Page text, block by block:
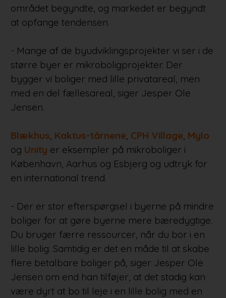
området begyndte, og markedet er begyndt
at opfange tendensen.
- Mange af de byudviklingsprojekter vi ser i de
større byer er mikroboligprojekter. Der
bygger vi boliger med lille privatareal, men
med en del fællesareal, siger Jesper Ole
Jensen.
Blækhus Kaktus-tårnene CPH Village Mylo
og Unity er eksempler på mikroboliger i
København, Aarhus og Esbjerg og udtryk for
en international trend.
- Der er stor efterspørgsel i byerne på mindre
boliger for at gøre byerne mere bæredygtige.
Du bruger færre ressourcer, når du bor i en
lille bolig. Samtidig er det en måde til at skabe
flere betalbare boliger på, siger Jesper Ole
Jensen om end han tilføjer, at det stadig kan
være dyrt at bo til leje i en lille bolig med en